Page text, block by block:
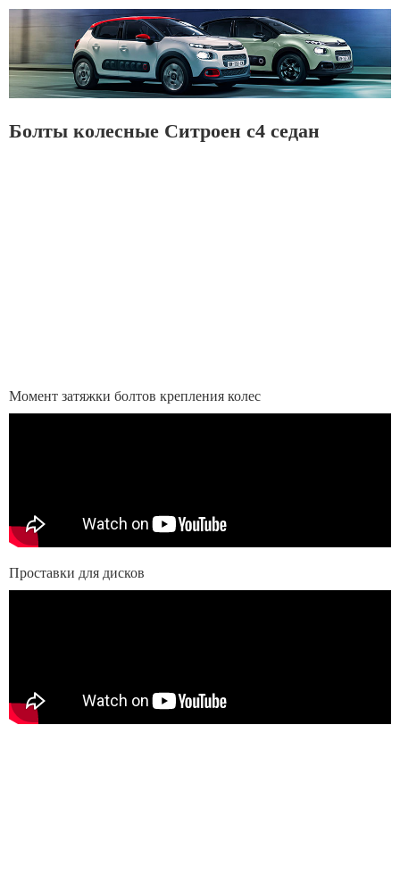
Болты колесные Ситроен с4 седан
Момент затяжки болтов крепления колес
Проставки для дисков